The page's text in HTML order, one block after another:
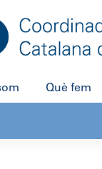
Què fem